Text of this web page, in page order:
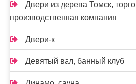
Двери из дерева Томск,
производственная компания
Двери-к
Девятый вал, банный клуб